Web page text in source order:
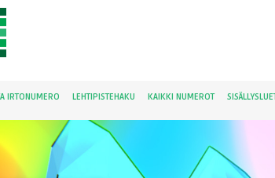
IRTONUMERO LEHTIPISTEHAKU KAIKKI NUMEROT